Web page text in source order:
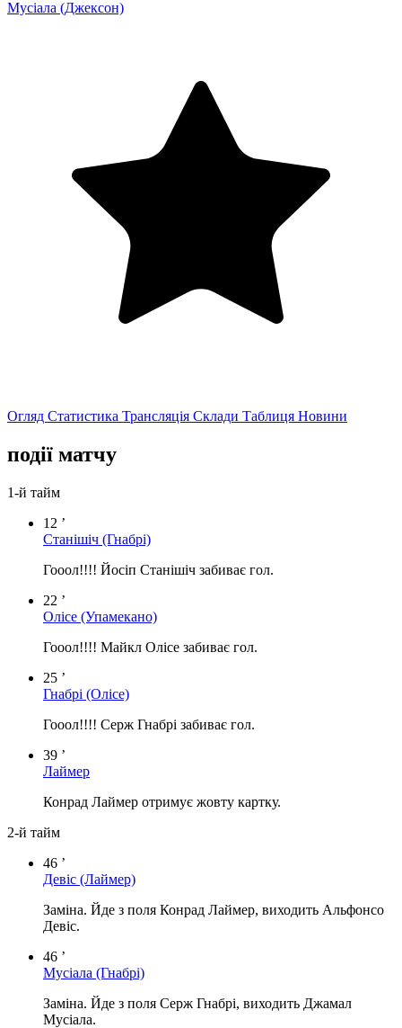
Мусіала (Джексон)
Огляд Статистика Трансляція Склади Таблиця Новини
події матчу
1-й тайм
12 ’
Станішіч (Гнабрі)
Гооол!!!! Йосіп Станішіч забиває гол.
22 ’
Олісе (Упамекано)
Гооол!!!! Майкл Олісе забиває гол.
25 ’
Гнабрі (Олісе)
Гооол!!!! Серж Гнабрі забиває гол.
39 ’
Лаймер
Конрад Лаймер отримує жовту картку.
2-й тайм
46 ’
Девіс (Лаймер)
Заміна. Йде з поля Конрад Лаймер, виходить Альфонсо
Девіс.
46 ’
Мусіала (Гнабрі)
Заміна. Йде з поля Серж Гнабрі, виходить Джамал
Мусіала.